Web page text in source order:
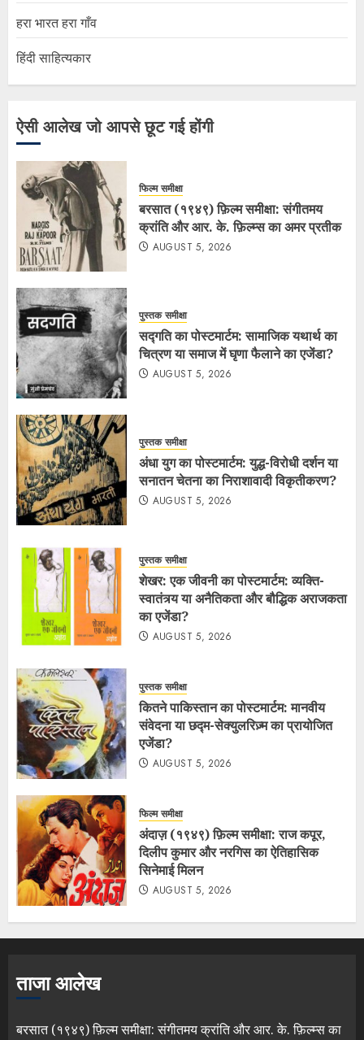
हरा भारत हरा गाँव
हिंदी साहित्यकार
ऐसी आलेख जो आपसे छूट गई होंगी
फिल्म समीक्षा
बरसात (१९४९) फ़िल्म समीक्षा: संगीतमय
क्रांति और आर. के. फ़िल्म्स का अमर प्रतीक
AUGUST 5, 2026
पुस्तक समीक्षा
सद्गति का पोस्टमार्टम: सामाजिक यथार्थ का
चित्रण या समाज में घृणा फैलाने का एजेंडा?
AUGUST 5, 2026
पुस्तक समीक्षा
अंधा युग का पोस्टमार्टम: युद्ध-विरोधी दर्शन या
सनातन चेतना का निराशावादी विकृतीकरण?
AUGUST 5, 2026
पुस्तक समीक्षा
शेखर: एक जीवनी का पोस्टमार्टम: व्यक्ति-
स्वातंत्र्य या अनैतिकता और बौद्धिक अराजकता
का एजेंडा?
AUGUST 5, 2026
पुस्तक समीक्षा
कितने पाकिस्तान का पोस्टमार्टम: मानवीय
संवेदना या छद्म-सेक्युलरिज़्म का प्रायोजित
एजेंडा?
AUGUST 5, 2026
फिल्म समीक्षा
अंदाज़ (१९४९) फ़िल्म समीक्षा: राज कपूर,
दिलीप कुमार और नरगिस का ऐतिहासिक
सिनेमाई मिलन
AUGUST 5, 2026
ताजा आलेख
बरसात (१९४९) फ़िल्म समीक्षा: संगीतमय क्रांति और आर. के. फ़िल्म्स का